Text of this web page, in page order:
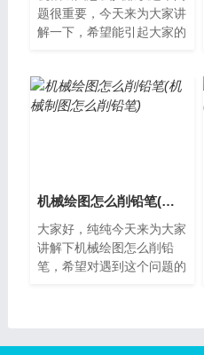
题很重要，今天来为大家讲
解一下，希望能引起大家的
验的工作，...
机械绘图怎么削铅笔(机械制图怎么削铅笔)
大家好，纯纯今天来为大家
讲解下机械绘图怎么削铅
笔，希望对遇到这个问题的